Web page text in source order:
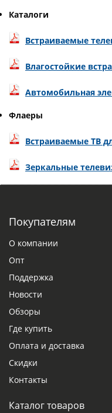
Каталоги
Встраиваемые
Влагостойкие
Автомобильная
Флаеры
Встраиваемые ТВ
Зеркальные
Покупателям
О компании
Опт
Поддержка
Новости
Обзоры
Где купить
Оплата и доставка
Скидки
Контакты
Каталог товаров